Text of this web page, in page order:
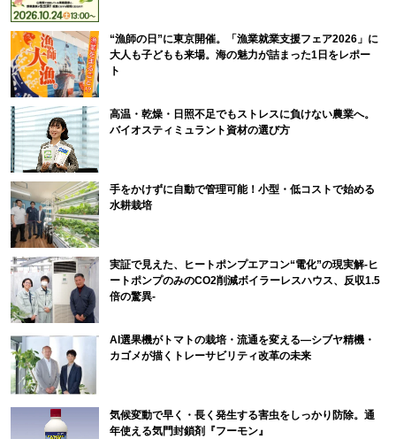
“漁師の日”に東京開催。「漁業就業支援フェア2026」に
大人も子どもも来場。海の魅力が詰まった1日をレポー
ト
高温・乾燥・日照不足でもストレスに負けない農業へ。
バイオスティミュラント資材の選び方
手をかけずに自動で管理可能！小型・低コストで始める
水耕栽培
実証で見えた、ヒートポンプエアコン“電化”の現実解-ヒ
ートポンプのみのCO2削減ボイラーレスハウス、反収1.5
倍の驚異-
AI選果機がトマトの栽培・流通を変える―シブヤ精機・
カゴメが描くトレーサビリティ改革の未来
気候変動で早く・長く発生する害虫をしっかり防除。通
年使える気門封鎖剤『フーモン』